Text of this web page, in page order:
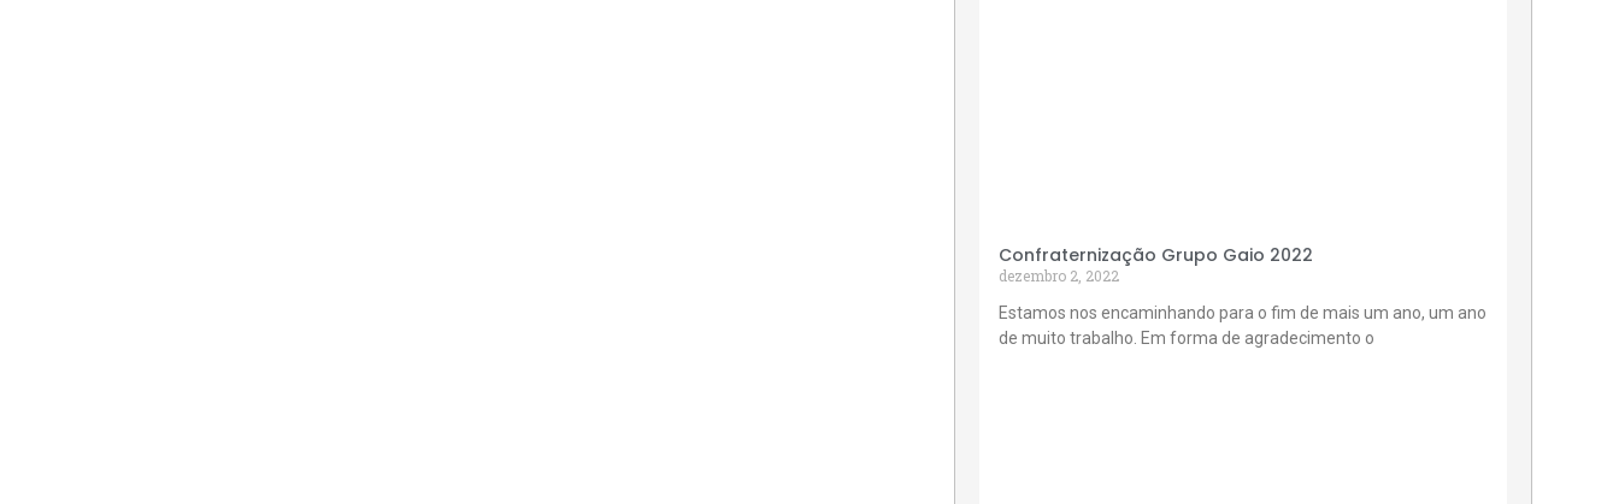
Confraternização Grupo Gaio 2022
dezembro 2, 2022
Estamos nos encaminhando para o fim de mais um ano, um ano
de muito trabalho. Em forma de agradecimento o